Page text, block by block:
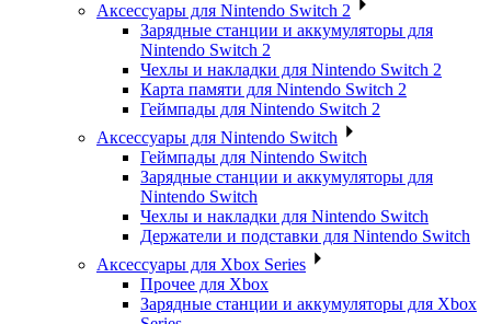
Аксессуары для Nintendo Switch 2
Зарядные станции и аккумуляторы для
Nintendo Switch 2
Чехлы и накладки для Nintendo Switch 2
Карта памяти для Nintendo Switch 2
Геймпады для Nintendo Switch 2
Аксессуары для Nintendo Switch
Геймпады для Nintendo Switch
Зарядные станции и аккумуляторы для
Nintendo Switch
Чехлы и накладки для Nintendo Switch
Держатели и подставки для Nintendo Switch
Аксессуары для Xbox Series
Прочее для Xbox
Зарядные станции и аккумуляторы для Xbox